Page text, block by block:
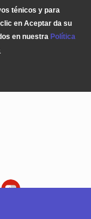
ténicos y para
en Aceptar da su
en nuestra Política